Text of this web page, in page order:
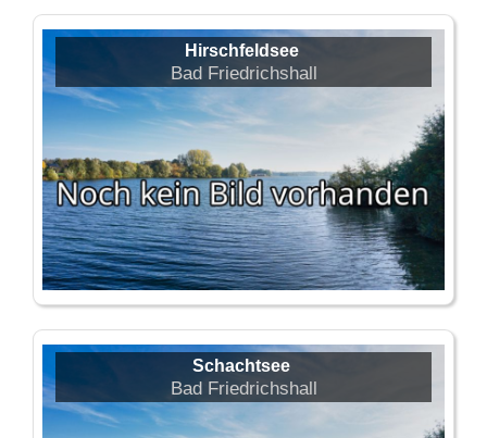
Hirschfeldsee
Bad Friedrichshall
Schachtsee
Bad Friedrichshall